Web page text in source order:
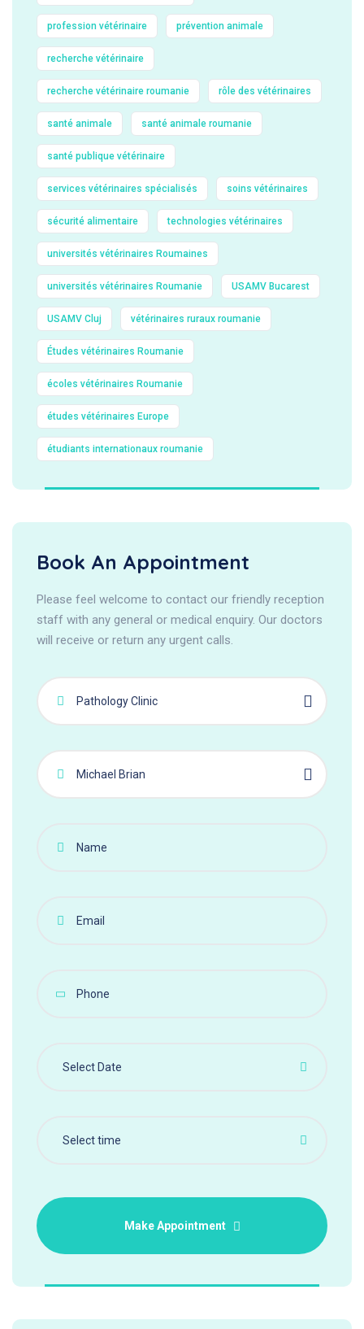
profession vétérinaire prévention animale
recherche vétérinaire
recherche vétérinaire roumanie rôle des vétérinaires
santé animale santé animale roumanie
santé publique vétérinaire
services vétérinaires spécialisés soins vétérinaires
sécurité alimentaire technologies vétérinaires
universités vétérinaires Roumaines
universités vétérinaires Roumanie USAMV Bucarest
USAMV Cluj vétérinaires ruraux roumanie
Études vétérinaires Roumanie
écoles vétérinaires Roumanie
études vétérinaires Europe
étudiants internationaux roumanie
Book An Appointment
Please feel welcome to contact our friendly reception
staff with any general or medical enquiry. Our doctors
will receive or return any urgent calls.
Pathology Clinic
Michael Brian
Make Appointment